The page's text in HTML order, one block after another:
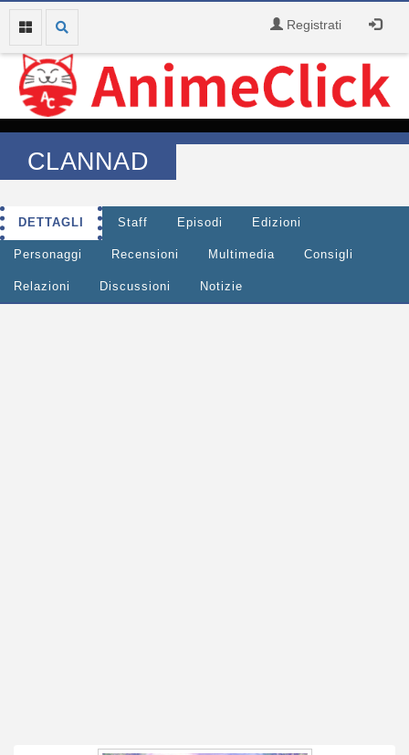
Registrati
CLANNAD
DETTAGLI Staff Episodi Edizioni
Personaggi Recensioni Multimedia Consigli
Relazioni Discussioni Notizie